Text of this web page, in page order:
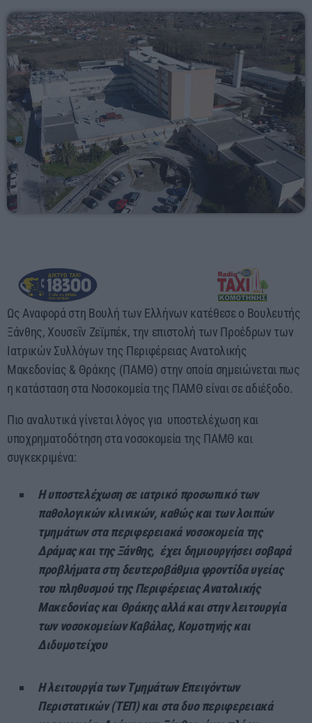
00:00 - 03:00
ΕΡΚΟ
03:00 - 07:00
Ως Αναφορά στη Βουλή των Ελλήνων κατέθεσε ο Βουλευτής
Ξάνθης, Χουσεΐν Ζεϊμπέκ, την επιστολή των Προέδρων των
Ιατρικών Συλλόγων της Περιφέρειας Ανατολικής
Μακεδονίας & Θράκης (ΠΑΜΘ) στην οποία σημειώνεται πως
η κατάσταση στα Νοσοκομεία της ΠΑΜΘ είναι σε αδιέξοδο.
Πιο αναλυτικά γίνεται λόγος για υποστελέχωση και
υποχρηματοδότηση στα νοσοκομεία της ΠΑΜΘ και
συγκεκριμένα:
Η υποστελέχωση σε ιατρικό προσωπικό των
παθολογικών κλινικών, καθώς και των λοιπών
τμημάτων στα περιφερειακά νοσοκομεία της
Δράμας και της Ξάνθης, έχει δημιουργήσει σοβαρά
προβλήματα στη δευτεροβάθμια φροντίδα υγείας
του πληθυσμού της Περιφέρειας Ανατολικής
Μακεδονίας και Θράκης αλλά και στην λειτουργία
των νοσοκομείων Καβάλας, Κομοτηνής και
Διδυμοτείχου
Η λειτουργία των Τμημάτων Επειγόντων
Περιστατικών (ΤΕΠ) και στα δυο περιφερειακά